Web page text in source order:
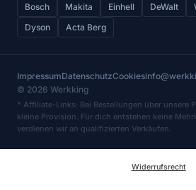
Bosch Makita Einhell DeWalt
Dyson
Acta Berg
ImpressumDatenschutzCookies
© 2026 Werkking
* Affiliate-Links: Bei Bestellungen über unsere
kleine Provision. Für dich entstehen keine
verdienen wir an qualifizierten Verkäufen.
Widerrufsrecht